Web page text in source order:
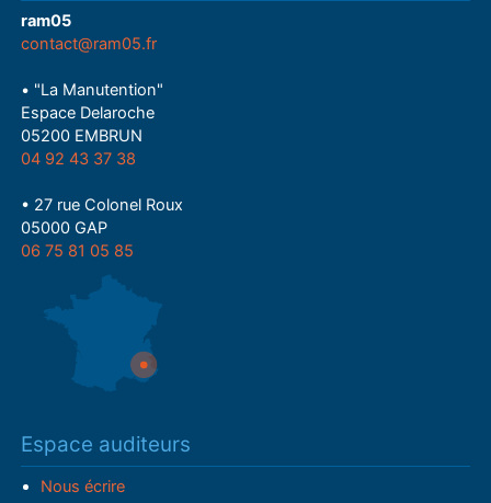
ram05
contact@ram05.fr
• "La Manutention"
Espace Delaroche
05200 EMBRUN
04 92 43 37 38
• 27 rue Colonel Roux
05000 GAP
06 75 81 05 85
Espace auditeurs
Nous écrire